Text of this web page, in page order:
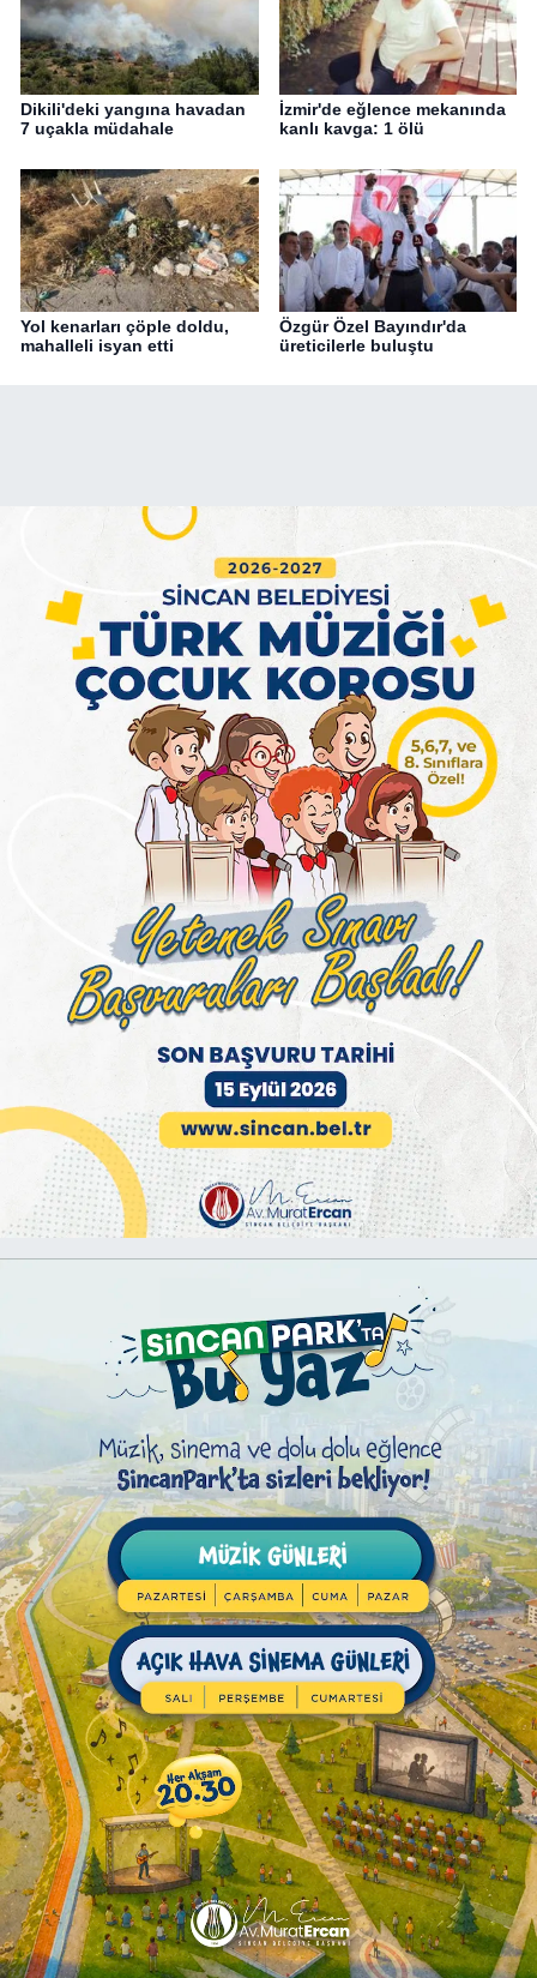
Dikili'deki yangına havadan
7 uçakla müdahale
İzmir'de eğlence mekanında
kanlı kavga: 1 ölü
Yol kenarları çöple doldu,
mahalleli isyan etti
Özgür Özel Bayındır'da
üreticilerle buluştu